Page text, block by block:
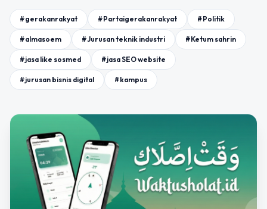
#gerakanrakyat #Partaigerakanrakyat #Politik
#almasoem #Jurusan teknik industri #Ketum sahrin
#jasa like sosmed #jasa SEO website
#jurusan bisnis digital #kampus